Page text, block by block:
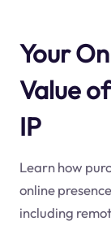
Your
Value
IP
Learn how
online
including